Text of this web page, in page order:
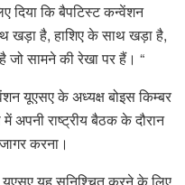
दिया कि बैपटिस्ट कन्वेंशन
खड़ा है, हाशिए के साथ खड़ा है,
सामने की रेखा पर हैं। “
यूएसए के अध्यक्ष बोइस किम्बर
में अपनी राष्ट्रीय बैठक के दौरान
करना।